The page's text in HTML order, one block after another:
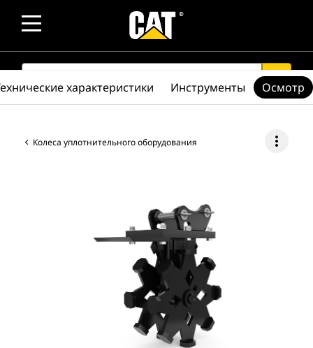
SEARCH search
Колеса уплотнительного оборудования more_vert
характеристики Инструменты Осмотр